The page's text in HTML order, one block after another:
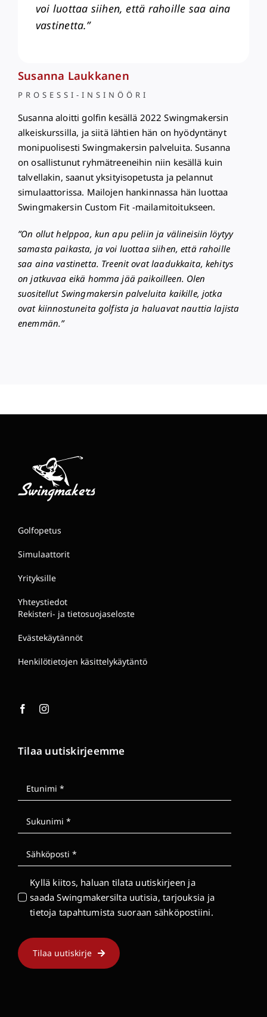
Susanna Laukkanen
PROSESSI-INSINÖÖRI
Susanna aloitti golfin kesällä 2022 Swingmakersin
alkeiskurssilla, ja siitä lähtien hän on hyödyntänyt
monipuolisesti Swingmakersin palveluita. Susanna
on osallistunut ryhmätreeneihin niin kesällä kuin
talvellakin, saanut yksityisopetusta ja pelannut
simulaattorissa. Mailojen hankinnassa hän luottaa
Swingmakersin Custom Fit -mailamitoitukseen.
”On ollut helppoa, kun apu peliin ja välineisiin löytyy
samasta paikasta, ja voi luottaa siihen, että rahoille
saa aina vastinetta. Treenit ovat laadukkaita, kehitys
on jatkuvaa eikä homma jää paikoilleen. Olen
suositellut Swingmakersin palveluita kaikille, jotka
ovat kiinnostuneita golfista ja haluavat nauttia lajista
enemmän.”
voi luottaa siihen, että rahoille saa aina
vastinetta.”
Golfopetus
Simulaattorit
Yrityksille
Yhteystiedot
Rekisteri- ja tietosuojaseloste
Evästekäytännöt
Henkilötietojen käsittelykäytäntö
Tilaa uutiskirjeemme
Kyllä kiitos, haluan tilata uutiskirjeen ja
saada Swingmakersilta uutisia, tarjouksia ja
tietoja tapahtumista suoraan sähköpostiini.
Tilaa uutiskirje